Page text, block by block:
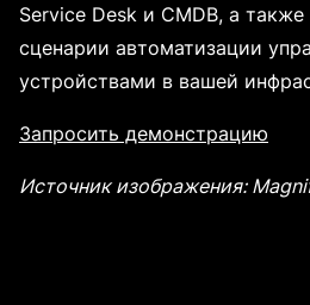
Service Desk и CMDB, а
сценарии автоматизации
устройствами в вашей
Запросить демонстрацию
Источник изображения: